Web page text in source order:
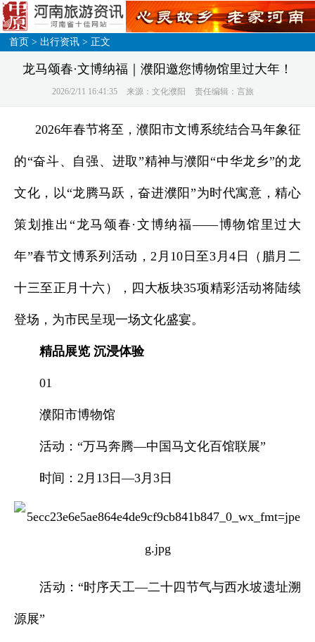
首页 >出行资讯 > 正文
龙马颂春·文博纳福｜濮阳邀您博物馆里过大年！
2026/2/11 16:41:35 来源：文化濮阳 责任编辑：言旅
2026年春节将至，濮阳市文博系统结合马年象征
的“奋斗、自强、进取”精神与濮阳“中华龙乡”的龙
文化，以“龙腾马跃，奋进濮阳”为时代寓意，精心
策划推出“龙马颂春·文博纳福——博物馆里过大
年”春节文博系列活动，2月10日至3月4日（腊月二
十三至正月十六），四大板块35项精彩活动将陆续
登场，为市民呈现一场文化盛宴。
精品展览 沉浸体验
01
濮阳市博物馆
活动：“万马奔腾—中国马文化百馆联展”
时间：2月13日—3月3日
活动：“时序天工—二十四节气与西水坡遗址溯
源展”